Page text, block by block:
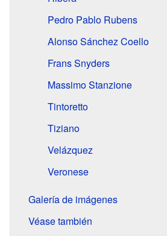
Pedro Pablo Rubens
Alonso Sánchez Coello
Frans Snyders
Massimo Stanzione
Tintoretto
Tiziano
Velázquez
Veronese
Galería de imágenes
Véase también